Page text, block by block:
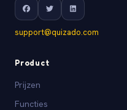
support@quizado.com
Product
Prijzen
Functies